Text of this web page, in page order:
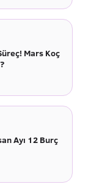
Mars Koç
Ayı 12 Burç